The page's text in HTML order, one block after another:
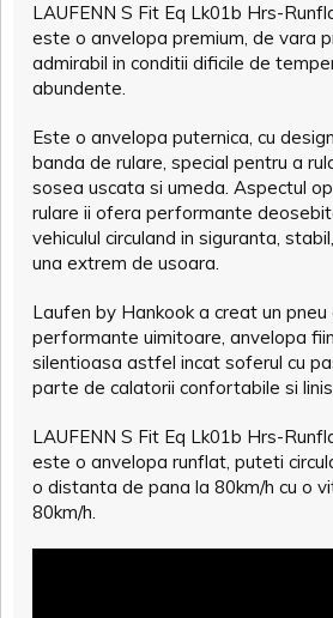
LAUFENN S Fit Eq Lk01b Hrs-
este o anvelopa premium, de vara
admirabil in conditii dificile de
abundente.
Este o anvelopa puternica, cu
banda de rulare, special pentru a
sosea uscata si umeda. Aspectul
rulare ii ofera performante
vehiculul circuland in siguranta,
una extrem de usoara.
Laufen by Hankook a creat un pneu
performante uimitoare, anvelopa
silentioasa astfel incat soferul cu
parte de calatorii confortabile si
LAUFENN S Fit Eq Lk01b Hrs-
este o anvelopa runflat, puteti
o distanta de pana la 80km/h cu o
80km/h.